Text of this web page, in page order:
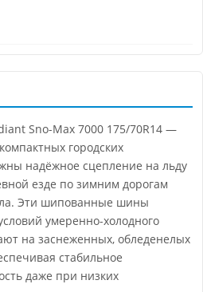
Sno-Max 7000 175/70R14 —
городских
надёжное сцепление на льду
езде по зимним дорогам
Эти шипованные шины
умеренно-холодного
на заснеженных, обледенелых
стабильное
даже при низких